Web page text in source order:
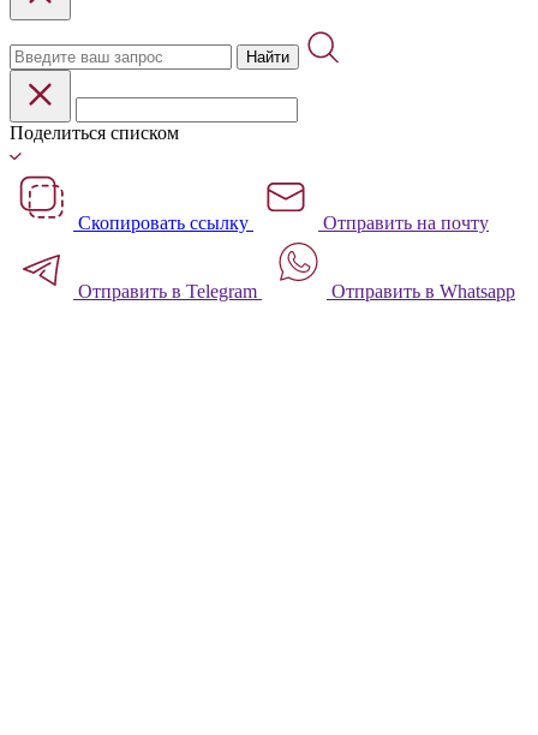
Найти
Поделиться списком
Скопировать ссылку Отправить на почту
Отправить в Telegram Отправить в Whatsapp